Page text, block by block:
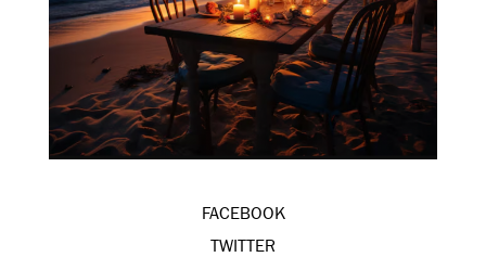
FACEBOOK
TWITTER